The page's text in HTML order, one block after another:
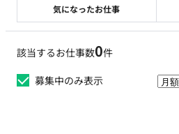
該当するお仕事数0件
募集中のみ表示
気になったお仕事